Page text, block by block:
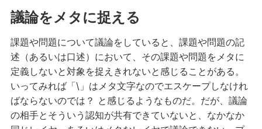
議論をメタに捉える
課題や問題について議論をしていると、課題や問題の記
述（あるいは口述）において、その課題や問題をメタに
定義しないと対象を捉えきれないと感じることがある。
いってみれば「\」はメタ文字なのでエスケープしなけれ
ばならないのでは？ と感じるようなものだ。だが、議論
の相手とそういう認知が共有できていないと、なかなか